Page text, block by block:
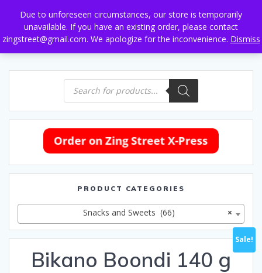
Due to unforeseen circumstances, our store is temporarily
unavailable. If you have an existing order, please contact
zingstreet@gmail.com. We apologize for the inconvenience. Dismiss
to
content
Products
search
PRODUCT CATEGORIES
×
Snacks and Sweets (66)
Bikano Boondi 140 g
Sale!